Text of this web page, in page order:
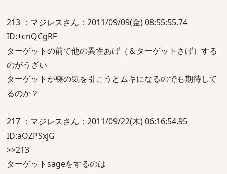
213 ：マジレスさん：2011/09/09(金) 08:55:55.74
ID:+cnQCgRF
ターゲットの前で他の異性あげ（＆ターゲットさげ）する
のがうざい
ターゲットが喪の気を引こうとムキになるのでも期待して
るのか？
217 ：マジレスさん：2011/09/22(木) 06:16:54.95
ID:aOZPSxjG
>>213
ターゲットsageをするのは